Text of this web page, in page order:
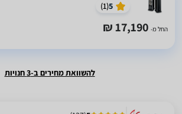
5
(
1
)
החל מ- 17,190 ₪
להשוואת מחירים ב-3 חנויות